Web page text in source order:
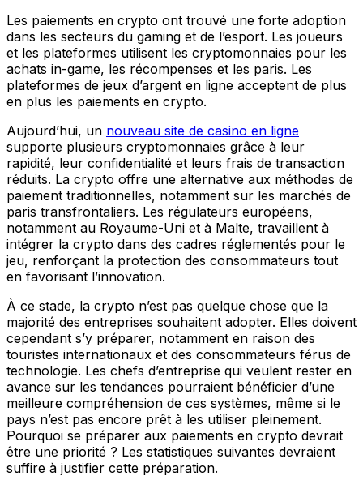
Les paiements en crypto ont trouvé une forte adoption
dans les secteurs du gaming et de l’esport. Les joueurs
et les plateformes utilisent les cryptomonnaies pour les
achats in-game, les récompenses et les paris. Les
plateformes de jeux d’argent en ligne acceptent de plus
en plus les paiements en crypto.
Aujourd’hui, un nouveau site de casino en ligne
supporte plusieurs cryptomonnaies grâce à leur
rapidité, leur confidentialité et leurs frais de transaction
réduits. La crypto offre une alternative aux méthodes de
paiement traditionnelles, notamment sur les marchés de
paris transfrontaliers. Les régulateurs européens,
notamment au Royaume-Uni et à Malte, travaillent à
intégrer la crypto dans des cadres réglementés pour le
jeu, renforçant la protection des consommateurs tout
en favorisant l’innovation.
À ce stade, la crypto n’est pas quelque chose que la
majorité des entreprises souhaitent adopter. Elles doivent
cependant s’y préparer, notamment en raison des
touristes internationaux et des consommateurs férus de
technologie. Les chefs d’entreprise qui veulent rester en
avance sur les tendances pourraient bénéficier d’une
meilleure compréhension de ces systèmes, même si le
pays n’est pas encore prêt à les utiliser pleinement.
Pourquoi se préparer aux paiements en crypto devrait
être une priorité ? Les statistiques suivantes devraient
suffire à justifier cette préparation.